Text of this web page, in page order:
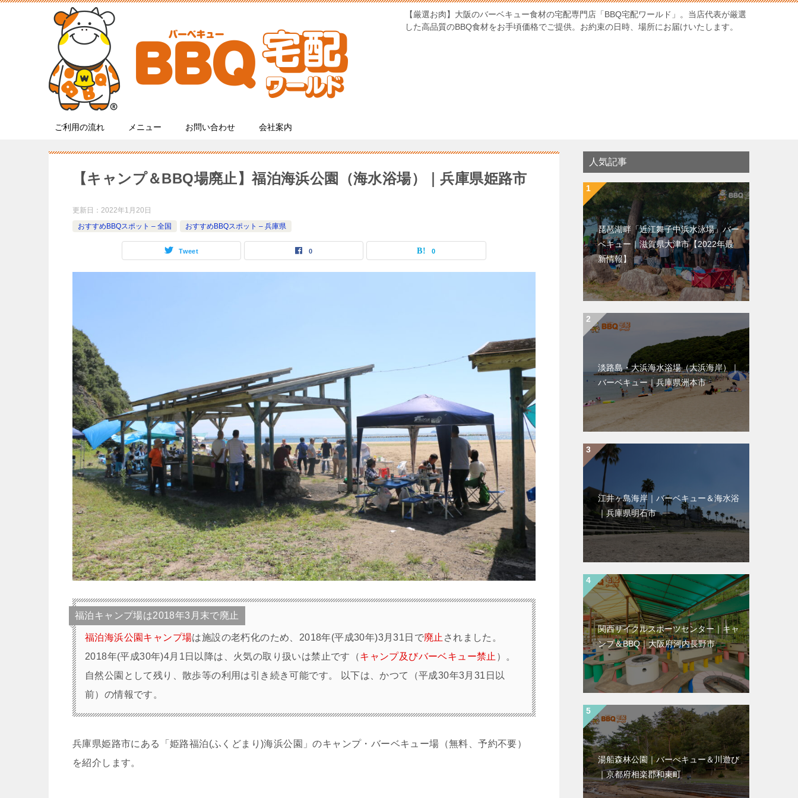
【厳選お肉】大阪のバーベキュー食材の宅配専門店「BBQ宅配ワールド」。当店代表が厳選
した高品質のBBQ食材をお手頃価格でご提供。お約束の日時、場所にお届けいたします。
ご利用の流れ メニュー お問い合わせ 会社案内
【キャンプ＆BBQ場廃止】福泊海浜公園（海水浴場）｜兵庫県姫路市
更新日： 2022年1月20日
おすすめBBQスポット – 全国
おすすめBBQスポット – 兵庫県
Tweet 0 0
福泊キャンプ場は2018年3月末で廃止
福泊海浜公園キャンプ場は施設の老朽化のため、2018年(平成30年)3月31日で廃止 されました。
2018年(平成30年)4月1日以降は、火気の取り扱いは禁止です（キャンプ及びバーベキュー禁止 ）。
自然公園として残り、散歩等の利用は引き続き可能です。 以下は、かつて（平成30年3月31日以
前）の情報です。
兵庫県姫路市にある「姫路福泊(ふくどまり)海浜公園」のキャンプ・バーベキュー場（無料、予約不要）
を紹介します。
人気記事
琵琶湖畔「近江舞子中浜水泳場」バー
ベキュー｜滋賀県大津市【2022年最
新情報】
淡路島・大浜海水浴場（大浜海岸）｜
バーベキュー｜兵庫県洲本市
江井ヶ島海岸｜バーベキュー＆海水浴
｜兵庫県明石市
関西サイクルスポーツセンター｜キャ
ンプ＆BBQ｜大阪府河内長野市
湯船森林公園｜バーべキュー＆川遊び
｜京都府相楽郡和束町